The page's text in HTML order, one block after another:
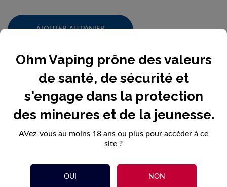
Ohm Vaping prône des valeurs
de santé, de sécurité et
s'engage dans la protection
des mineures et de la jeunesse.
AVez-vous au moins 18 ans ou plus pour accéder à ce
site ?
OUI NON
AJOUTER AU PANIER
DESCRIPTION
DÉTAILS DU PRODUIT